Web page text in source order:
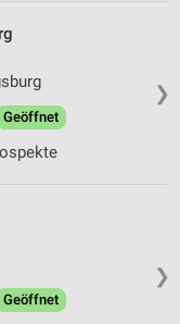
❯
Geöffnet
❯
Geöffnet